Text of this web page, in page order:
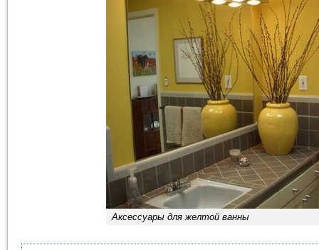
Аксессуары для желтой ванны